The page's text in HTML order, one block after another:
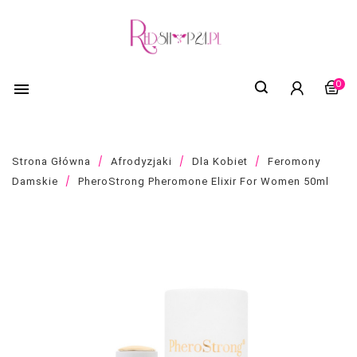
 0
Strona Główna Afrodyzjaki Dla Kobiet
Feromony
Damskie
PheroStrong Pheromone Elixir For Women 50ml